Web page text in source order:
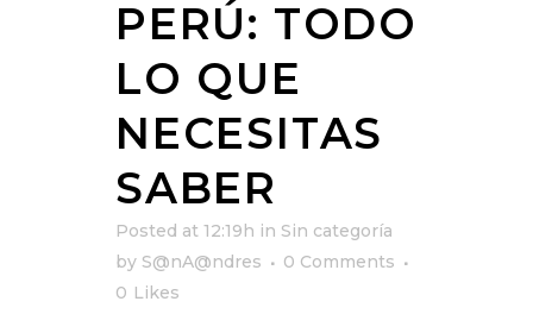
PERÚ: TODO
LO QUE
NECESITAS
SABER
Posted at 12:19h in Sin categoría
by S@nA@ndres
0 Comments
0 Likes